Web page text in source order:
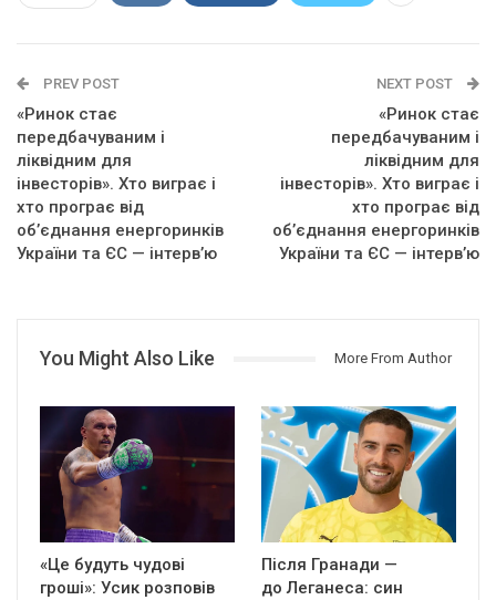
PREV POST
«Ринок стає
передбачуваним і
ліквідним для
інвесторів». Хто виграє і
хто програє від
об’єднання енергоринків
України та ЄС — інтерв’ю
NEXT POST
«Ринок стає
передбачуваним і
ліквідним для
інвесторів». Хто виграє і
хто програє від
об’єднання енергоринків
України та ЄС — інтерв’ю
You Might Also Like More From Author
«Це будуть чудові
гроші»: Усик розповів
Після Гранади —
до Леганеса: син